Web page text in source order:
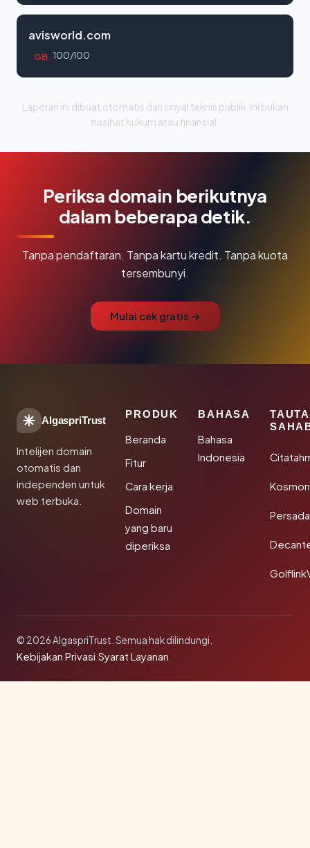
avisworld.com
GB 100/100
Laporan ini dibuat otomatis dari sinyal teknis publik. Ini bukan
nasihat hukum atau finansial.
Periksa domain berikutnya
dalam beberapa detik.
Tanpa pendaftaran. Tanpa kartu kredit. Tanpa kuota
tersembunyi.
Mulai cek gratis →
AlgaspriTrust
Intelijen domain
otomatis dan
independen untuk
web terbuka.
PRODUK
Beranda
Fitur
Cara kerja
Domain
yang baru
diperiksa
BAHASA
Bahasa
Indonesia
© 2026 AlgaspriTrust. Semua hak dilindungi.
Kebijakan Privasi·Syarat Layanan